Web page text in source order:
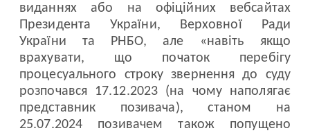
виданнях або на офіційних вебсайтах
Президента України, Верховної Ради
України та РНБО, але «навіть якщо
врахувати, що початок перебігу
процесуального строку звернення до суду
розпочався 17.12.2023 (на чому наполягає
представник позивача), станом на
25.07.2024 позивачем також попущено